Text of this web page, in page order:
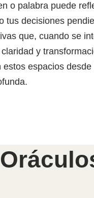
o palabra puede
tus decisiones
que, cuando se
y
estos espacios